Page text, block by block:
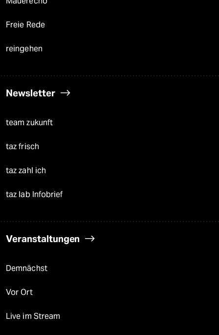
Freie Rede
reingehen
Newsletter
team zukunft
taz frisch
taz zahl ich
taz lab Infobrief
Veranstaltungen
Demnächst
Vor Ort
Live im Stream